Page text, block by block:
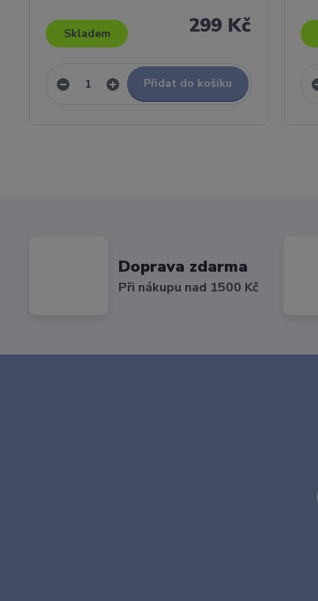
299 Kč
Skladem
Přidat do košíku
Doprava zdarma
Při nákupu nad 1500 Kč